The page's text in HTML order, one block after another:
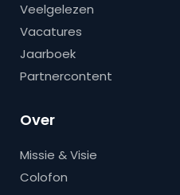
Veelgelezen
Vacatures
Jaarboek
Partnercontent
Over
Missie & Visie
Colofon